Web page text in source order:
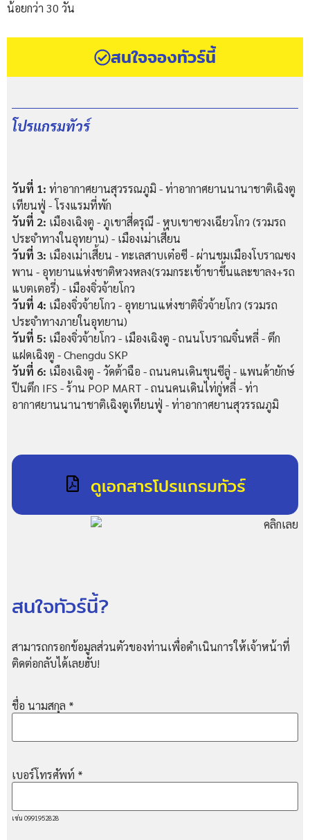
น้อยกว่า 30 วัน
สนใจจองทัวร์นี้
โปรแกรมทัวร์
วันที่ 1: ท่าอากาศยานสุวรรณภูมิ - ท่าอากาศยานนานาชาติเฉิงตู
เทียนฟู่ - โรงแรมที่พัก
วันที่ 2: เมืองเฉิงตู - ภูเขาสี่ดรุณี - หุบเขาซวงเฉียวโกว (รวมรถ
ประจำทางในอุทยาน) - เมืองเม่าเสี้ยน
วันที่ 3: เมืองเม่าเสี้ยน - ทะเลสาบเต๋อซี - ผ่านชมเมืองโบราณซง
พาน - อุทยานแห่งชาติหวงหลง(รวมกระเช้าขาขึ้นและขาลง+รถ
แบตเตอรี่) - เมืองจิ่วจ้ายโกว
วันที่ 4: เมืองจิ่วจ้ายโกว - อุทยานแห่งชาติจิ่วจ้ายโกว (รวมรถ
ประจำทางภายในอุทยาน)
วันที่ 5: เมืองจิ่วจ้ายโกว - เมืองเฉิงตู - ถนนโบราณจิ๋นหลี่ - ตึก
แฝดเฉิงตู - Chengdu SKP
วันที่ 6: เมืองเฉิงตู - วัดต้าฉือ - ถนนคนเดินชุนซีลู่ - แพนด้ายักษ์
ปีนตึก IFS - ร้าน POP MART - ถนนคนเดินไท่กู่หลี่ - ท่า
อากาศยานนานาชาติเฉิงตูเทียนฟู่ - ท่าอากาศยานสุวรรณภูมิ
ดูเอกสารโปรแกรมทัวร์
สนใจทัวร์นี้?
สามารถกรอกข้อมูลส่วนตัวของท่านเพื่อดำเนินการให้เจ้าหน้าที่
ติดต่อกลับได้เลยฮับ!
ชื่อ นามสกุล *
เบอร์โทรศัพท์ *
เช่น 0991952828